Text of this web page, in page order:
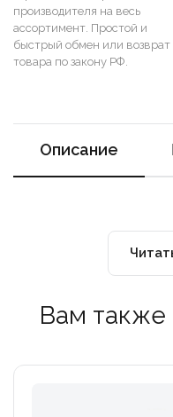
производителя на весь
ассортимент. Простой и
быстрый обмен или возврат
товара по закону РФ.
Описание
Вам